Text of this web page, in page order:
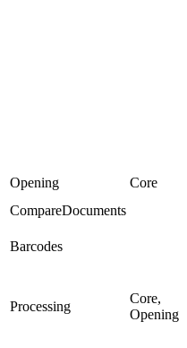
Opening
Core
CompareDocuments
Barcodes
Processing
Core,
Opening